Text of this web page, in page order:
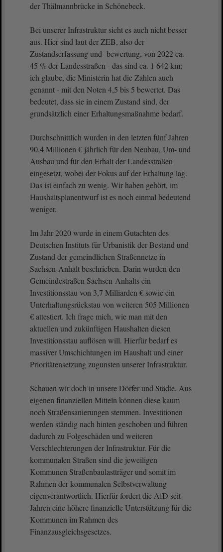
der Thälmannbrücke in Schönebeck.
Bei unserer Infrastruktur sieht es auch nicht besser
aus. Hier sind laut der ZEB, also der
Zustandserfassung und bewertung, von 2022 ca.
45 % der Landesstraßen - das sind ca. 1 642 km;
ich glaube, die Ministerin hat die Zahlen auch
genannt - mit den Noten 4,5 bis 5 bewertet. Das
bedeutet, dass sie in einem Zustand sind, der
grundsätzlich einer Erhaltungsmaßnahme bedarf.
Durchschnittlich wurden in den letzten fünf Jahren
90,4 Millionen € jährlich für den Neubau, Um- und
Ausbau und für den Erhalt der Landesstraßen
eingesetzt, wobei der Fokus auf der Erhaltung lag.
Das ist einfach zu wenig. Wir haben gehört, im
Haushaltsplanentwurf ist es noch einmal bedeutend
weniger.
Im Jahr 2020 wurde in einem Gutachten des
Deutschen Instituts für Urbanistik der Bestand und
Zustand der gemeindlichen Straßennetze in
Sachsen-Anhalt beschrieben. Darin wurden den
Gemeindestraßen Sachsen-Anhalts ein
Investitionsstau von 3,7 Milliarden € sowie ein
Unterhaltungsrückstau von weiteren 505 Millionen
€ attestiert. Ich frage mich, wie man mit den
aktuellen und zukünftigen Haushalten diesen
Investitionsstau auflösen will. Hierfür bedarf es
massiver Umschichtungen im Haushalt und einer
Prioritätensetzung zugunsten unserer Infrastruktur.
Schauen wir doch in unsere Dörfer und Städte. Aus
eigenen finanziellen Mitteln können diese kaum
noch Straßensanierungen stemmen. Investitionen
werden ständig nach hinten geschoben und führen
dadurch zu Folgeschäden und weiteren
Verschlechterungen der Infrastruktur. Für die
kommunalen Straßen sind die jeweiligen
Kommunen Straßenbaulastträger und somit im
Rahmen der kommunalen Selbstverwaltung
eigenverantwortlich. Hierfür fordert die AfD seit
Jahren eine höhere finanzielle Unterstützung für die
Kommunen im Rahmen des
Finanzausgleichsgesetzes.